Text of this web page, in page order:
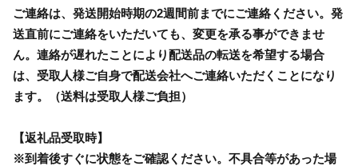
ご連絡は、発送開始時期の2週間前までにご連絡ください。発
送直前にご連絡をいただいても、変更を承る事ができませ
ん。連絡が遅れたことにより配送品の転送を希望する場合
は、受取人様ご自身で配送会社へご連絡いただくことになり
ます。（送料は受取人様ご負担）
【返礼品受取時】
※到着後すぐに状態をご確認ください。不具合等があった場